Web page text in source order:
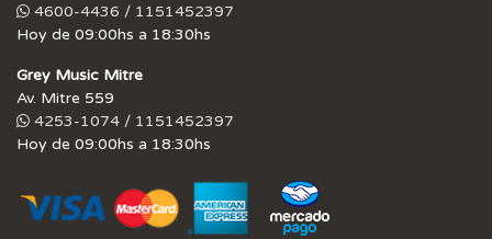
4600-4436 / 1151452397
Hoy de 09:00hs a 18:30hs
Grey Music Mitre
Av. Mitre 559
4253-1074 / 1151452397
Hoy de 09:00hs a 18:30hs